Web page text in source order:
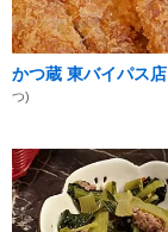
かつ蔵 東バイパス店
つ)